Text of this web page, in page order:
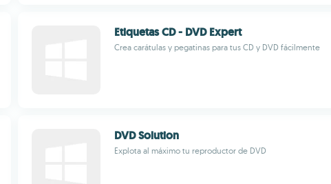
Etiquetas CD - DVD Expert
Crea carátulas y pegatinas para tus CD y DVD fácilmente
DVD Solution
Explota al máximo tu reproductor de DVD